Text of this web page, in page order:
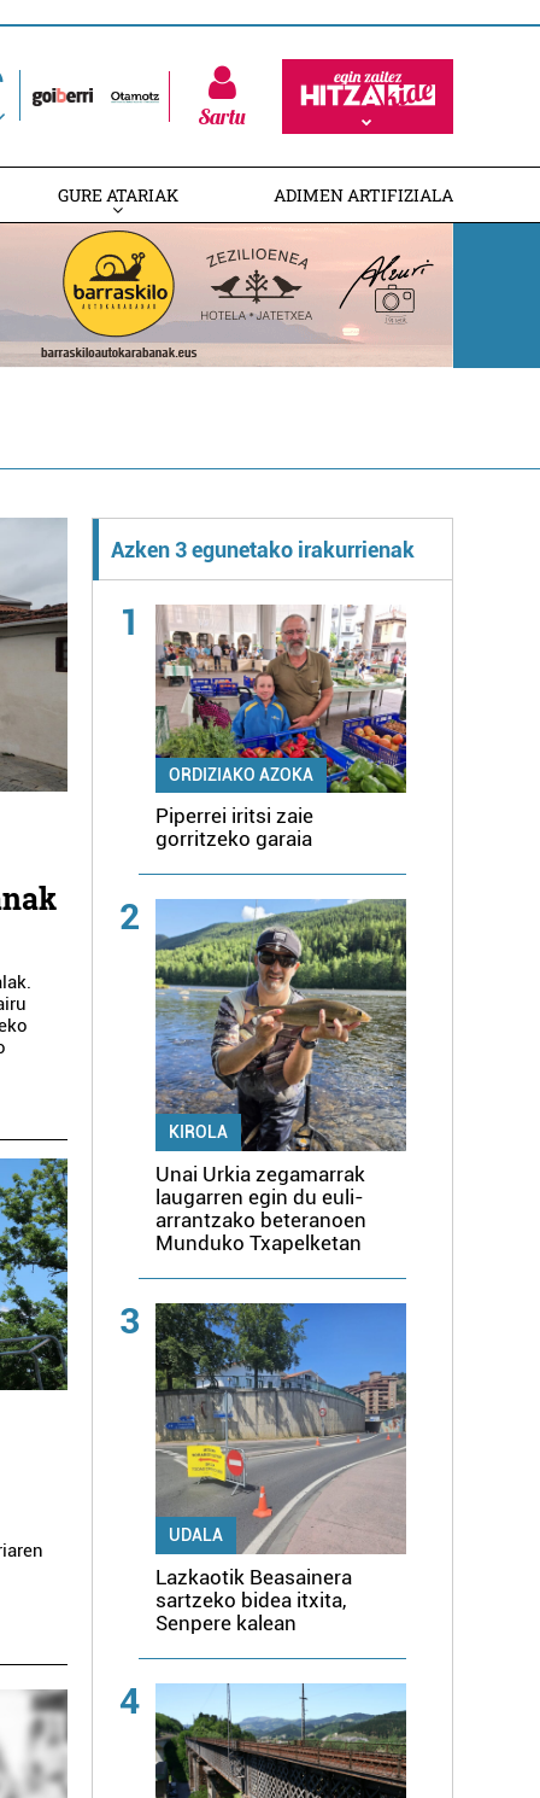
Sartu
GURE ATARIAK ADIMEN ARTIFIZIALA
Azken 3 egunetako irakurrienak
1
ORDIZIAKO AZOKA
Piperrei iritsi zaie
gorritzeko garaia
2
KIROLA
Unai Urkia zegamarrak
laugarren egin du euli-
arrantzako beteranoen
Munduko Txapelketan
3
UDALA
Lazkaotik Beasainera
sartzeko bidea itxita,
Senpere kalean
4